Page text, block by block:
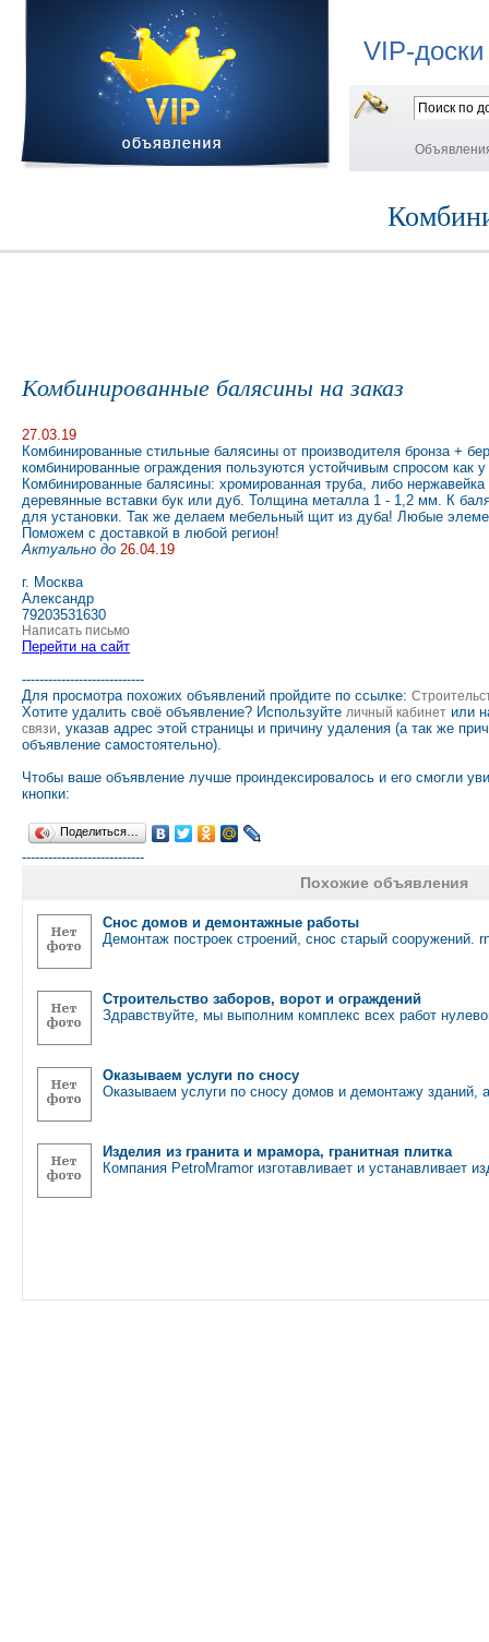
VIP-
Комбинированные балясины на заказ
27.03.19
Комбинированные стильные балясины от производителя бронза +
комбинированные ограждения пользуются устойчивым спросом как
Комбинированные балясины: хромированная труба, либо
деревянные вставки бук или дуб. Толщина металла 1 - 1,2 мм. К
для установки. Так же делаем мебельный щит из дуба! Любые
Поможем с доставкой в любой регион!
Актуально до 26.04.19
г. Москва
Александр
79203531630
Написать письмо
Перейти на сайт
----------------------------
Для просмотра похожих объявлений пройдите по ссылке:
Хотите удалить своё объявление? Используйте личный кабинет или
связи, указав адрес этой страницы и причину удаления (а так же
объявление самостоятельно).
Чтобы ваше объявление лучше проиндексировалось и его смогли
кнопки:
Поделиться…
----------------------------
Похожие объявления
Снос домов и демонтажные работы
Демонтаж построек строений, снос старый
Строительство заборов, ворот и ограждений
Здравствуйте, мы выполним комплекс всех работ
Оказываем услуги по сносу
Оказываем услуги по сносу домов и демонтажу зданий,
Изделия из гранита и мрамора, гранитная плитка
Компания PetroMramor изготавливает и устанавливает